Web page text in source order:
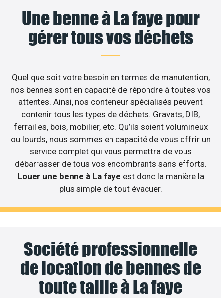
Une benne à La faye pour
gérer tous vos déchets
Quel que soit votre besoin en termes de manutention,
nos bennes sont en capacité de répondre à toutes vos
attentes. Ainsi, nos conteneur spécialisés peuvent
contenir tous les types de déchets. Gravats, DIB,
ferrailles, bois, mobilier, etc. Qu’ils soient volumineux
ou lourds, nous sommes en capacité de vous offrir un
service complet qui vous permettra de vous
débarrasser de tous vos encombrants sans efforts.
Louer une benne à La faye est donc la manière la
plus simple de tout évacuer.
Société professionnelle
de location de bennes de
toute taille à La faye